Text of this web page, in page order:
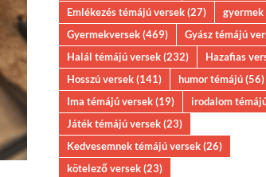
Emlékezés témájú versek(27)
Gyermekversek(469) Gyász témájú
Halál témájú versek(232) Hazafias
Hosszú versek(141) humor témájú(56)
Ima témájú versek(19) irodalom
Játék témájú versek(23)
Kedvesemnek témájú versek(26)
kötelező versek(23)